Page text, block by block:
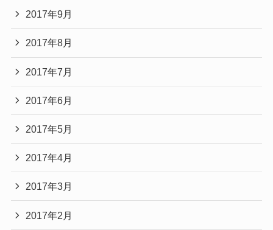
2017年9月
2017年8月
2017年7月
2017年6月
2017年5月
2017年4月
2017年3月
2017年2月